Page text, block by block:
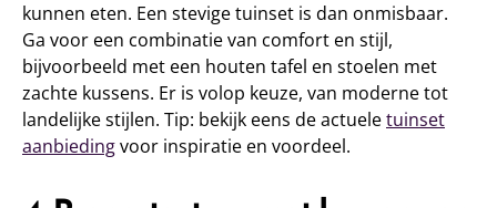
kunnen eten. Een stevige tuinset is dan onmisbaar.
Ga voor een combinatie van comfort en stijl,
bijvoorbeeld met een houten tafel en stoelen met
zachte kussens. Er is volop keuze, van moderne tot
landelijke stijlen. Tip: bekijk eens de actueletuinset
aanbiedingvoor inspiratie en voordeel.